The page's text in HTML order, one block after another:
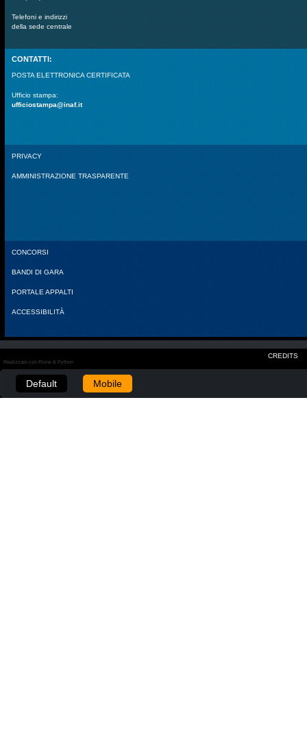
Telefoni e indirizzi
della sede centrale
CONTATTI:
POSTA ELETTRONICA CERTIFICATA
Ufficio stampa:
ufficiostampa@inaf.it
PRIVACY
AMMINISTRAZIONE TRASPARENTE
CONCORSI
BANDI DI GARA
PORTALE APPALTI
ACCESSIBILITÀ
CREDITS
Realizzato con Plone & Python
Default Mobile